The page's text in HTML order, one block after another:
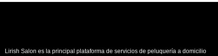
Lirish Salon es la principal plataforma de servicios de peluquería a domicilio